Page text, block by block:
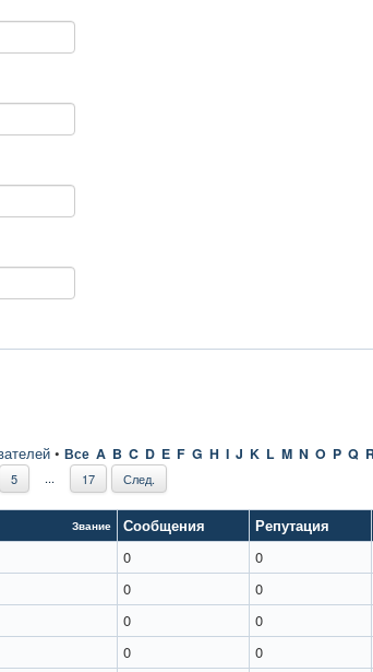
• Все A B C D E F G H I J K L M N O P Q
5 ... 17 След.
Звание Сообщения Репутация
0 0
0 0
0 0
0 0